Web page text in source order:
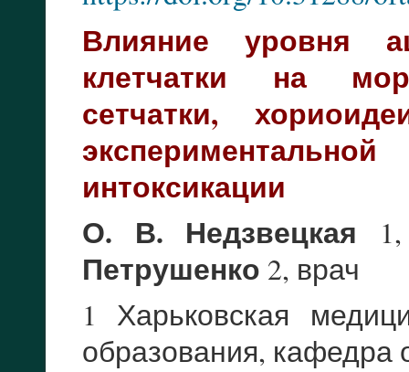
Влияние уровня
клетчатки на
сетчатки,
интоксикации
О. В. Недзвецкая
Петрушенко 2, врач
1 Харьковская
образования, кафедра